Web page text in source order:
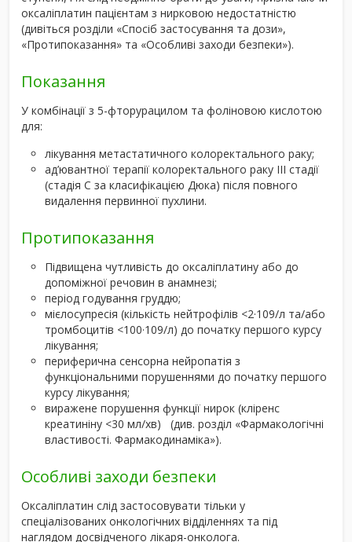
оксаліплатин пацієнтам з нирковою недостатністю
(дивіться розділи «Спосіб застосування та дози»,
«Протипоказання» та «Особливі заходи безпеки»).
Показання
У комбінації з 5-фторурацилом та фоліновою кислотою
для:
лікування метастатичного колоректального раку;
ад’ювантної терапії колоректального раку ІІІ стадії
(стадія C за класифікацією Дюка) після повного
видалення первинної пухлини.
Протипоказання
Підвищена чутливість до оксаліплатину або до
допоміжної речовин в анамнезі;
період годування груддю;
мієлосупресія (кількість нейтрофілів <2·109/л та/або
тромбоцитів <100·109/л) до початку першого курсу
лікування;
периферична сенсорна нейропатія з
функціональними порушеннями до початку першого
курсу лікування;
виражене порушення функції нирок (кліренс
креатиніну <30 мл/хв) (див. розділ «Фармакологічні
властивості. Фармакодинаміка»).
Особливі заходи безпеки
Оксаліплатин слід застосовувати тільки у
спеціалізованих онкологічних відділеннях та під
наглядом досвідченого лікаря-онколога.